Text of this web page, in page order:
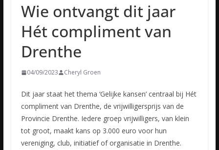
Wie ontvangt dit jaar
Hét compliment van
Drenthe
04/09/2023 Cheryl Groen
Dit jaar staat het thema ‘Gelijke kansen’ centraal bij Hét
compliment van Drenthe, de vrijwilligersprijs van de
Provincie Drenthe. Iedere groep vrijwilligers, van klein
tot groot, maakt kans op 3.000 euro voor hun
vereniging, club, initiatief of organisatie in Drenthe.